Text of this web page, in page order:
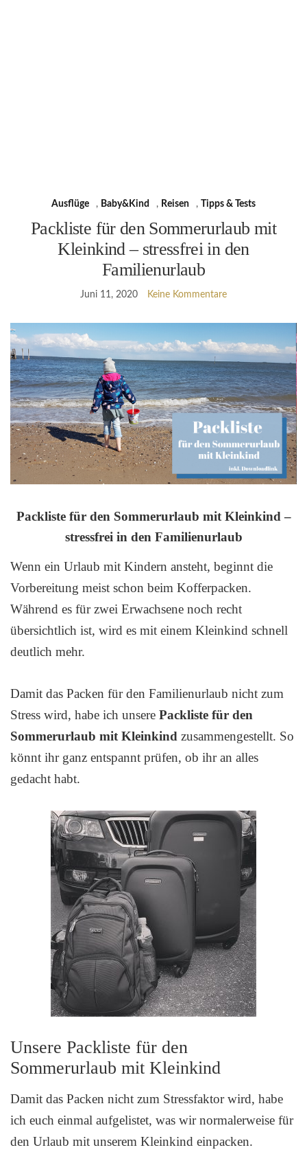
Ausflüge , Baby&Kind , Reisen , Tipps & Tests
Packliste für den Sommerurlaub mit
Kleinkind – stressfrei in den
Familienurlaub
Juni 11, 2020 Keine Kommentare
Packliste für den Sommerurlaub mit Kleinkind –
stressfrei in den Familienurlaub
Wenn ein Urlaub mit Kindern ansteht, beginnt die
Vorbereitung meist schon beim Kofferpacken.
Während es für zwei Erwachsene noch recht
übersichtlich ist, wird es mit einem Kleinkind schnell
deutlich mehr.
Damit das Packen für den Familienurlaub nicht zum
Stress wird, habe ich unsere Packliste für den
Sommerurlaub mit Kleinkind zusammengestellt. So
könnt ihr ganz entspannt prüfen, ob ihr an alles
gedacht habt.
Unsere Packliste für den
Sommerurlaub mit Kleinkind
Damit das Packen nicht zum Stressfaktor wird, habe
ich euch einmal aufgelistet, was wir normalerweise für
den Urlaub mit unserem Kleinkind einpacken.